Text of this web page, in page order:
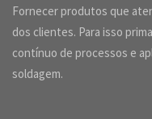
Fornecer produtos que
dos clientes. Para isso
contínuo de processos e
soldagem.